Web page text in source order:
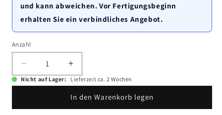
und kann abweichen. Vor Fertigungsbeginn
erhalten Sie ein verbindliches Angebot.
Anzahl
Anzahl
Verringere
die
Menge
Turmalin
Erhöhe
die
Menge
für
Turmalin
Nicht auf Lager: Lieferzeit ca. 2 Wochen
In den Warenkorb legen